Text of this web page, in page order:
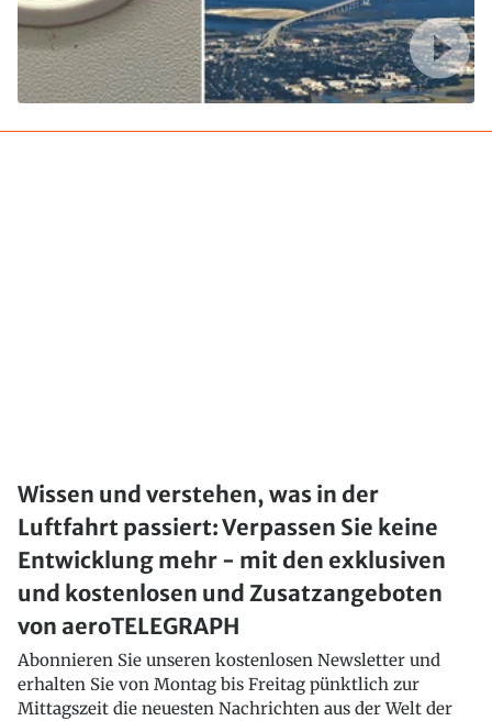
Wissen und verstehen, was in der
Luftfahrt passiert: Verpassen Sie keine
Entwicklung mehr - mit den exklusiven
und kostenlosen und Zusatzangeboten
von aeroTELEGRAPH
Abonnieren Sie unseren kostenlosen Newsletter und
erhalten Sie von Montag bis Freitag pünktlich zur
Mittagszeit die neuesten Nachrichten aus der Welt der